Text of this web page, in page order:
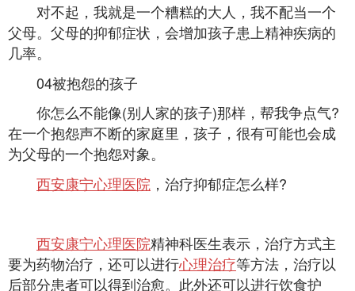
对不起，我就是一个糟糕的大人，我不配当一个
父母。父母的抑郁症状，会增加孩子患上精神疾病的
几率。
04被抱怨的孩子
你怎么不能像(别人家的孩子)那样，帮我争点气?
在一个抱怨声不断的家庭里，孩子，很有可能也会成
为父母的一个抱怨对象。
西安康宁心理医院 ，治疗抑郁症怎么样?
西安康宁心理医院精神科医生表示，治疗方式主
要为药物治疗，还可以进行心理治疗等方法，治疗以
后部分患者可以得到治愈。此外还可以进行饮食护